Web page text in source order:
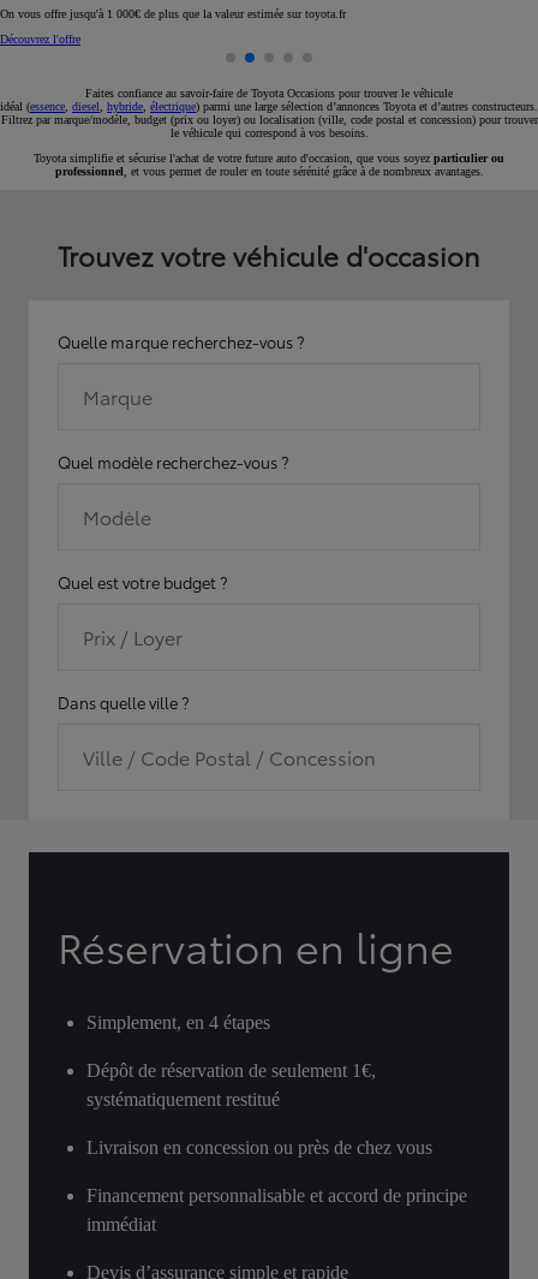
Réservez en ligne
Faites confiance au savoir-faire de Toyota Occasions pour trouver le véhicule
idéal (essence diesel hybride électrique) parmi une large sélection d’annonces Toyota et d’autres constructeurs.
Filtrez par marque/modèle, budget (prix ou loyer) ou localisation (ville, code postal et concession) pour trouver
le véhicule qui correspond à vos besoins.
Toyota simplifie et sécurise l'achat de votre future auto d'occasion, que vous soyez particulier ou
professionnel , et vous permet de rouler en toute sérénité grâce à de nombreux avantages.
Trouvez votre véhicule d'occasion
Quelle marque recherchez-vous ?
Marque
Quel modèle recherchez-vous ?
Modèle
Quel est votre budget ?
Prix / Loyer
Dans quelle ville ?
Ville / Code Postal / Concession
Réservation en ligne
Simplement, en 4 étapes
Dépôt de réservation de seulement 1€,
systématiquement restitué
Livraison en concession ou près de chez vous
Financement personnalisable et accord de principe
immédiat
Devis d’assurance simple et rapide